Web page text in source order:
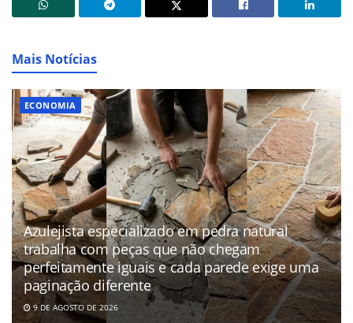
Mais Notícias
ECONOMIA
Azulejista especializado em pedra natural
trabalha com peças que não chegam
perfeitamente iguais e cada parede exige uma
paginação diferente
9 DE AGOSTO DE 2026